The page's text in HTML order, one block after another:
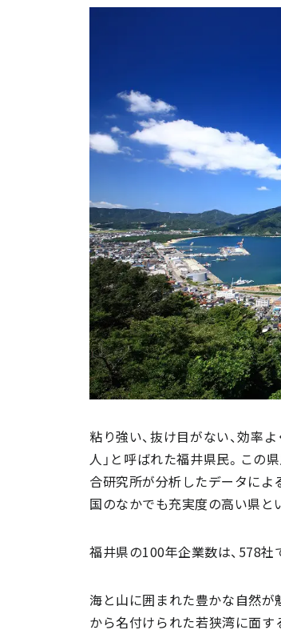
粘り強い、抜け目がない、効率
人」と呼ばれた福井県民。この
合研究所が分析したデータによ
国のなかでも充実度の高い県と
福井県の100年企業数は、578社
海と山に囲まれた豊かな自然が
から名付けられた若狭湾に面す